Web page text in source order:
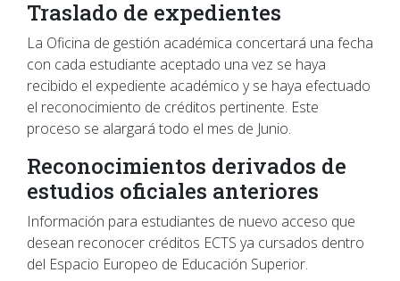
Traslado de expedientes
La Oficina de gestión académica concertará una fecha
con cada estudiante aceptado una vez se haya
recibido el expediente académico y se haya efectuado
el reconocimiento de créditos pertinente. Este
proceso se alargará todo el mes de Junio.
Reconocimientos derivados de
estudios oficiales anteriores
Información para estudiantes de nuevo acceso que
desean reconocer créditos ECTS ya cursados dentro
del Espacio Europeo de Educación Superior.